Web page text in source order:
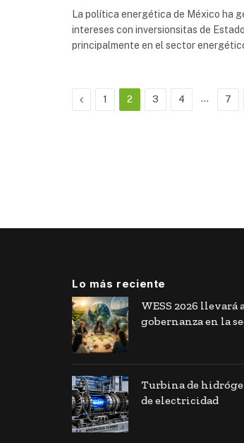
La política energética de México ha
intereses con inversionsitas de
principalmente en el sector
Previous
1 2 3 4 … 7
Lo más reciente
WESS 2026 llevará
gobernanza en la
Turbina de
de electricidad